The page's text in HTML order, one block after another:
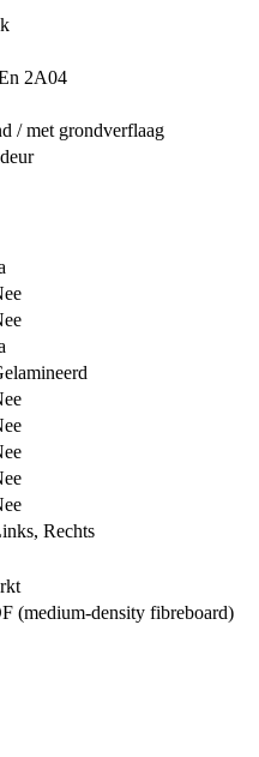
2A04
/ met grondverflaag
, Rechts
(medium-density fibreboard)